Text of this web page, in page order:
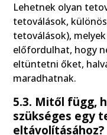
Lehetnek olyan
tetoválások,
tetoválások),
előfordulhat, hogy
eltüntetni őket,
maradhatnak.
5.3. Mitől függ,
szükséges egy
eltávolításához?